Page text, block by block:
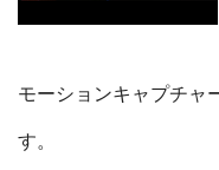
モーションキャプチャ
す。